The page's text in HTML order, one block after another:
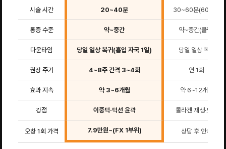
시술 시간 20~40분 30~60분(600샷)
통증 수준 약~중간 약~중간(쿨링)
다운타임 당일 일상 복귀(흡입 자국 1일) 당일 일상 복귀
권장 주기 4~8주 간격 3~4회 연 1회
효과 지속 약 3~6개월 약 6~12개월
강점 이중턱·턱선 윤곽 콜라겐 재생·모공
오창 1회 가격 7.9만원~(FX 1부위) 상담 후 안내